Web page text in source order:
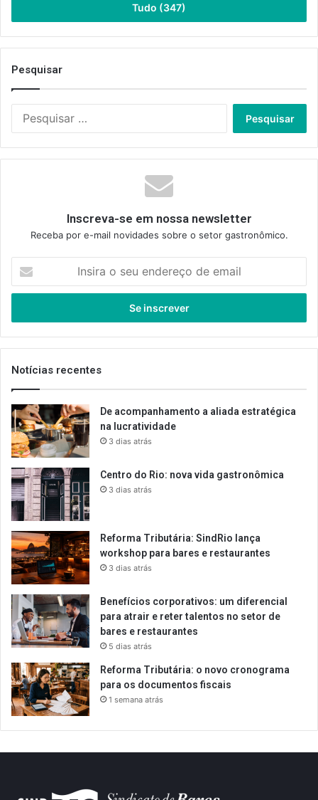
Tudo (347)
Pesquisar
Inscreva-se em nossa newsletter
Receba por e-mail novidades sobre o setor gastronômico.
seu
de
email
Notícias recentes
De acompanhamento a aliada estratégica
na lucratividade
3 dias atrás
Centro do Rio: nova vida gastronômica
3 dias atrás
Reforma Tributária: SindRio lança
workshop para bares e restaurantes
3 dias atrás
Benefícios corporativos: um diferencial
para atrair e reter talentos no setor de
bares e restaurantes
5 dias atrás
Reforma Tributária: o novo cronograma
para os documentos fiscais
1 semana atrás